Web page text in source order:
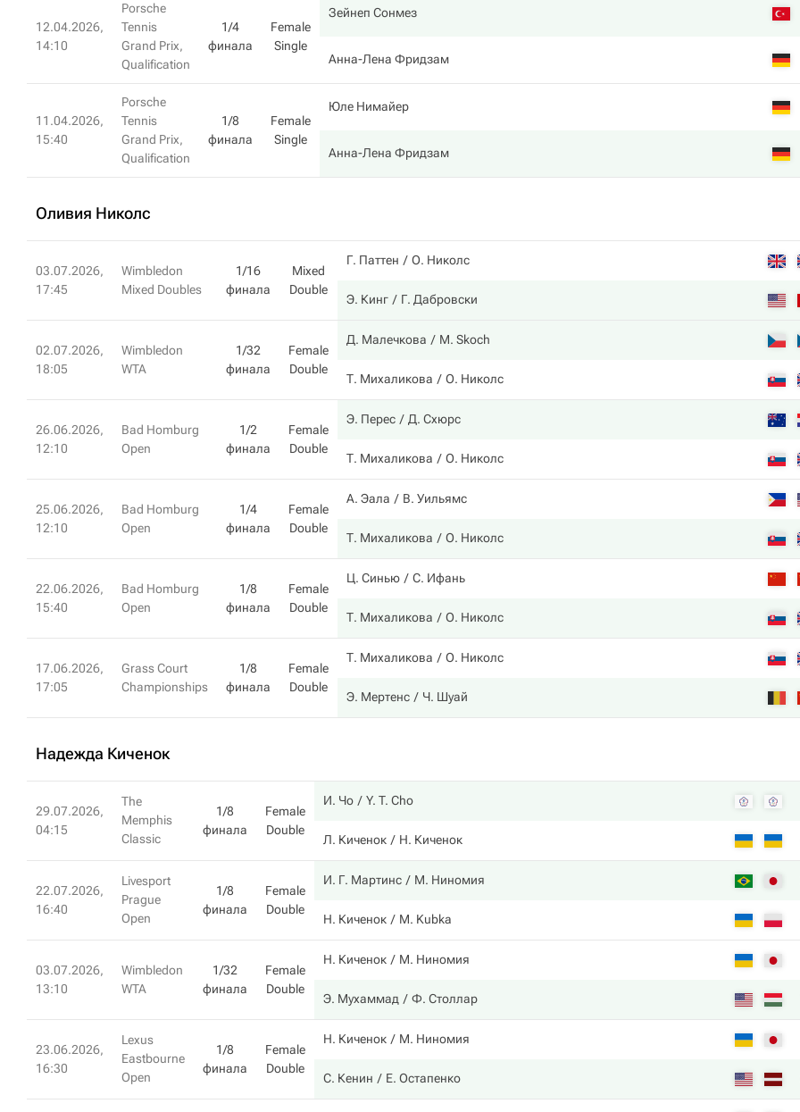
12.04.2026,
14:10
Porsche
Tennis
Grand Prix,
Qualification
1/4
финала
Female
Single
Зейнеп Сонмез
Анна-Лена Фридзам
11.04.2026,
15:40
Porsche
Tennis
Grand Prix,
Qualification
1/8
финала
Female
Single
Юле Нимайер
Анна-Лена Фридзам
Оливия Николс
03.07.2026,
17:45
Wimbledon
Mixed Doubles
1/16
финала
Mixed
Double
Г. Паттен О. Николс
Э. Кинг Г. Дабровски
02.07.2026,
18:05
Wimbledon
WTA
1/32
финала
Female
Double
Д. Малечкова M. Skoch
Т. Михаликова О. Николс
26.06.2026,
12:10
Bad Homburg
Open
1/2
финала
Female
Double
Э. Перес Д. Схюрс
Т. Михаликова О. Николс
25.06.2026,
12:10
Bad Homburg
Open
1/4
финала
Female
Double
А. Эала В. Уильямс
Т. Михаликова О. Николс
22.06.2026,
15:40
Bad Homburg
Open
1/8
финала
Female
Double
Ц. Синью С. Ифань
Т. Михаликова О. Николс
17.06.2026,
17:05
Grass Court
Championships
1/8
финала
Female
Double
Т. Михаликова О. Николс
Э. Мертенс Ч. Шуай
Надежда Киченок
29.07.2026,
04:15
The
Memphis
Classic
1/8
финала
Female
Double
И. Чо Y. T. Cho
Л. Киченок Н. Киченок
22.07.2026,
16:40
Livesport
Prague
Open
1/8
финала
Female
Double
И. Г. Мартинс М. Ниномия
Н. Киченок M. Kubka
03.07.2026,
13:10
Wimbledon
WTA
1/32
финала
Female
Double
Н. Киченок М. Ниномия
Э. Мухаммад Ф. Столлар
23.06.2026,
16:30
Lexus
Eastbourne
Open
1/8
финала
Female
Double
Н. Киченок М. Ниномия
С. Кенин Е. Остапенко